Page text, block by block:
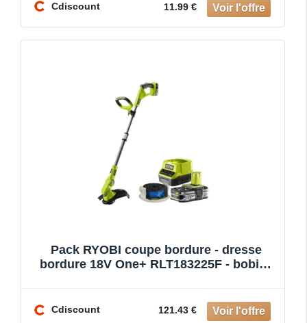
Cdiscount 11.99 €
Pack RYOBI coupe bordure - dresse
bordure 18V One+ RLT183225F - bobine
Cdiscount 121.43 €